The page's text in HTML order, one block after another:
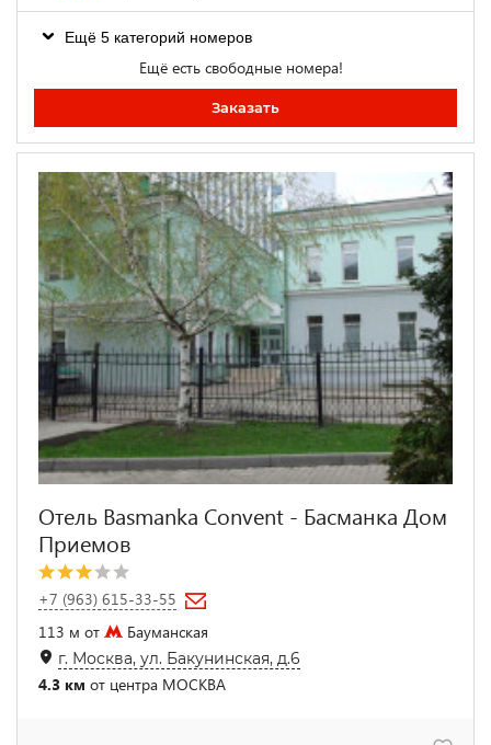
Ещё 5 категорий номеров
Ещё есть свободные номера!
Заказать
Отель Basmanka Convent - Басманка Дом
Приемов
+7 (963) 615-33-55
113 м от
Бауманская
г. Москва, ул. Бакунинская, д.6
4.3 км от центра МОСКВА